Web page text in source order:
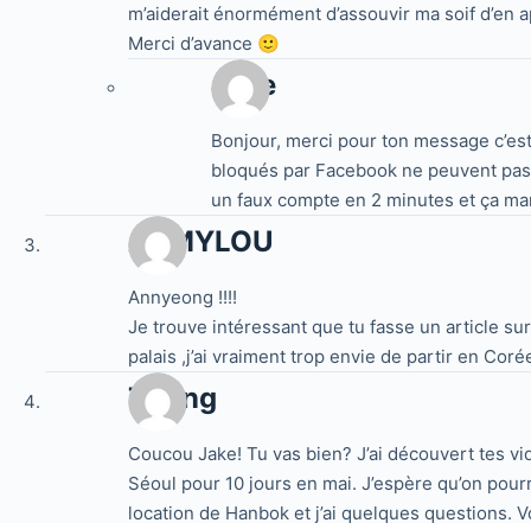
m’aiderait énormément d’assouvir ma soif
Merci d’avance 🙂
Jake
Bonjour, merci pour ton message
bloqués par Facebook ne peuvent
un faux compte en 2 minutes et ça
ARMYLOU
Annyeong !!!!
Je trouve intéressant que tu fasse un article
palais ,j’ai vraiment trop envie de partir en
Thang
Coucou Jake! Tu vas bien? J’ai découvert tes
Séoul pour 10 jours en mai. J’espère qu’on
location de Hanbok et j’ai quelques questions.